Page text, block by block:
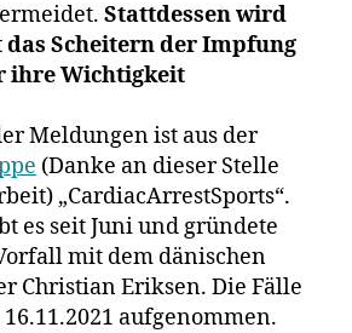
Stattdessen wird
das Scheitern der Impfung
ihre Wichtigkeit
Meldungen ist aus der
(Danke an dieser Stelle
„CardiacArrestSports“.
es seit Juni und gründete
mit dem dänischen
Christian Eriksen. Die Fälle
aufgenommen.